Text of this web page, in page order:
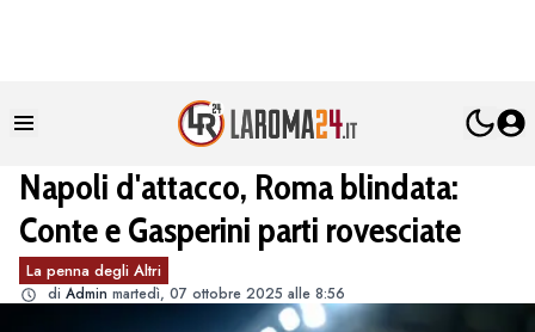
Napoli d'attacco, Roma blindata:
Conte e Gasperini parti rovesciate
La penna degli Altri
di Admin martedì, 07 ottobre 2025 alle 8:56